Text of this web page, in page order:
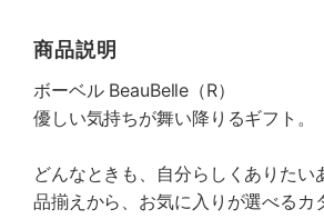
商品説明
ボーベル BeauBelle（R）
優しい気持ちが舞い降りるギフト。
どんなときも、自分らしくありたい
品揃えから、お気に入りが選べるカ